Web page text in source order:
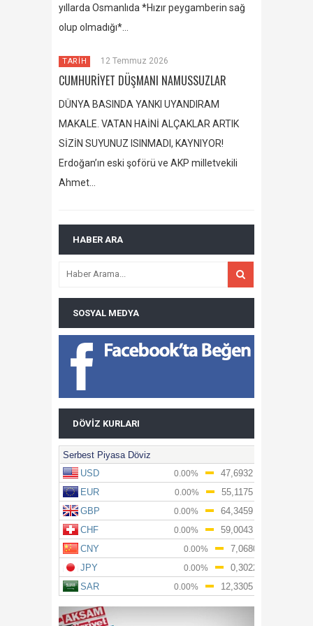
yıllarda Osmanlıda *Hızır peygamberin sağ
olup olmadığı*…
TARİH 12 Temmuz 2026
CUMHURİYET DÜŞMANI NAMUSSUZLAR
DÜNYA BASINDA YANKI UYANDIRAM
MAKALE. VATAN HAİNİ ALÇAKLAR ARTIK
SİZİN SUYUNUZ ISINMADI, KAYNIYOR!
Erdoğan’ın eski şoförü ve AKP milletvekili
Ahmet…
HABER ARA
SOSYAL MEDYA
DÖVIZ KURLARI